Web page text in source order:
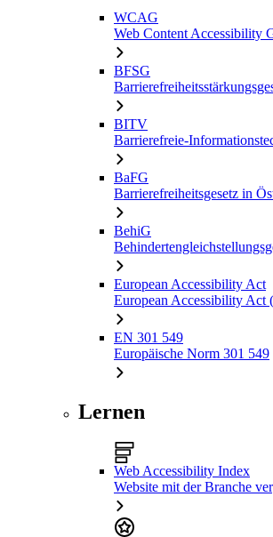
WCAG
Web Content Accessibility
BFSG
BITV
Barrierefreie-
BaFG
Barrierefreiheitsgesetz in
BehiG
European Accessibility Act
European Accessibility Act
EN 301 549
Europäische Norm 301 549
Lernen
Web Accessibility Index
Website mit der Branche